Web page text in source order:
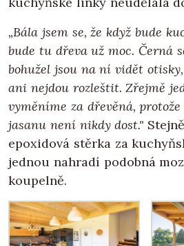
„Bála jsem se, že když bude
bude tu dřeva už moc. Černá
bohužel jsou na ní vidět
ani nejdou rozleštit. Zřejmě
vyměníme za dřevěná,
jasanu není nikdy dost."
epoxidová stěrka za
jednou nahradí podobná
koupelně.